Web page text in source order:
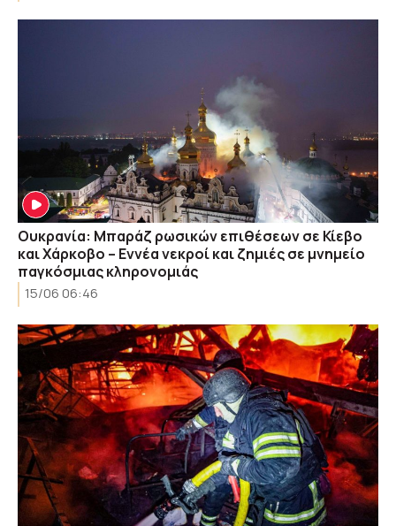
Ουκρανία: Μπαράζ ρωσικών επιθέσεων σε Κίεβο
και Χάρκοβο – Εννέα νεκροί και ζημιές σε μνημείο
παγκόσμιας κληρονομιάς
15/06 06:46